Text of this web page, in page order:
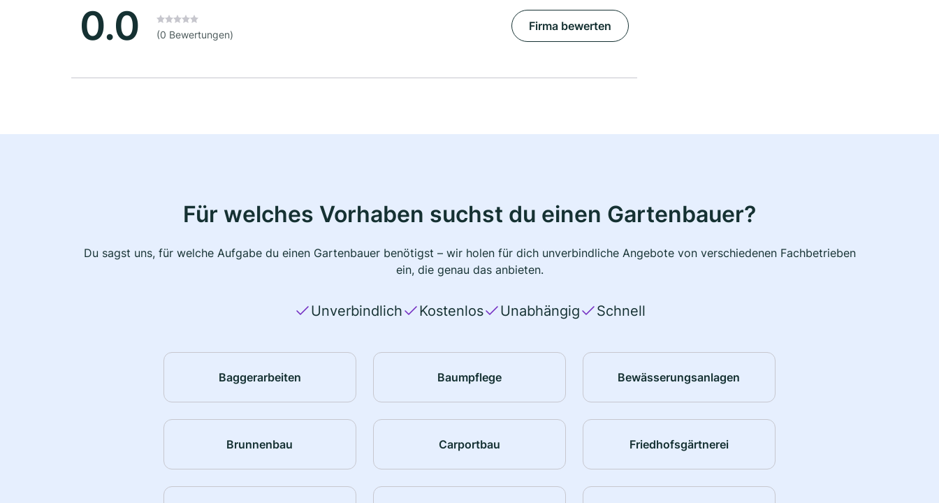
0.0 (0 Bewertungen)
Firma bewerten
Für welches Vorhaben suchst du einen Gartenbauer?
Du sagst uns, für welche Aufgabe du einen Gartenbauer benötigst – wir holen für dich unverbindliche Angebote von verschiedenen Fachbetrieben
ein, die genau das anbieten.
Unverbindlich Kostenlos Unabhängig Schnell
Baggerarbeiten Baumpflege Bewässerungsanlagen
Brunnenbau Carportbau Friedhofsgärtnerei